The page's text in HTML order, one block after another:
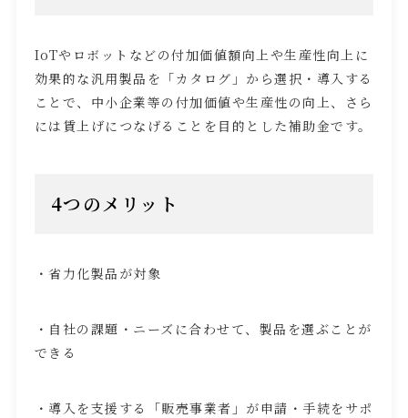
IoTやロボットなどの付加価値額向上や生産性向上に
効果的な汎用製品を「カタログ」から選択・導入する
ことで、中小企業等の付加価値や生産性の向上、さら
には賃上げにつなげることを目的とした補助金です。
4つのメリット
・省力化製品が対象
・自社の課題・ニーズに合わせて、製品を選ぶことが
できる
・導入を支援する「販売事業者」が申請・手続をサポ